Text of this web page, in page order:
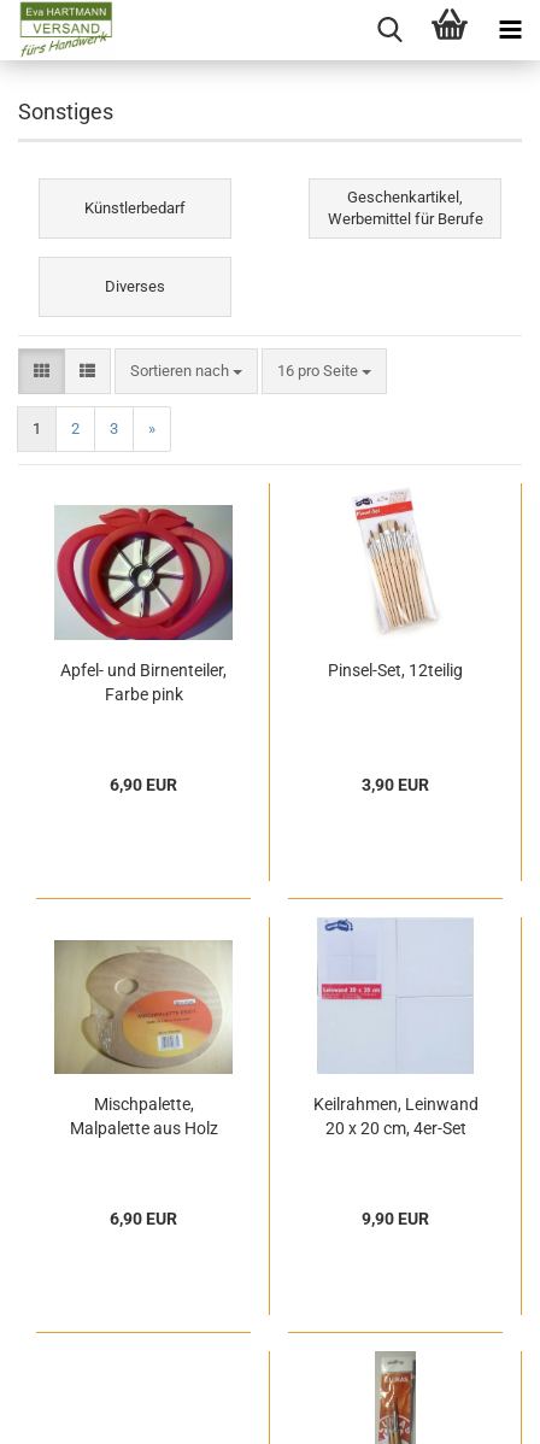
Sonstiges
Künstlerbedarf
Geschenkartikel,
Werbemittel für Berufe
Diverses
Sortieren nach
Sortieren nach 16 pro Seite
pro Seite
1 2 3 »
Apfel- und Birnenteiler,
Farbe pink
6,90 EUR
Pinsel-Set, 12teilig
3,90 EUR
Mischpalette,
Malpalette aus Holz
6,90 EUR
Keilrahmen, Leinwand
20 x 20 cm, 4er-Set
9,90 EUR